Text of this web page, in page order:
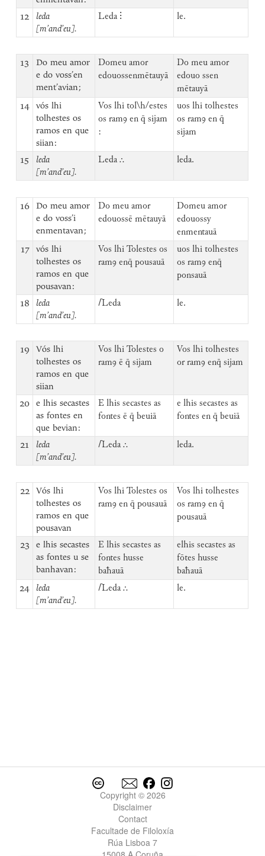
12
leda
[m’and’eu].
Leda ⁝ le.
13
Do meu amor
e do voss’en
ment’avian;
Domeu amor
edouossenmētauyā
Do meu amor
edouo ssen
mētauyā
14
vós lhi
tolhestes os
ramos en que
siian:
Vos lhi tol\h/estes
os ramꝯ en q̄ sijam
:
uos lhi tolhestes
os ramꝯ en q̄
sijam
15
leda
[m’and’eu].
Leda ⸫ leda.
16
Do meu amor
e do voss’i
enmentavan;
Do meu amor
edouossē mētauyā
Domeu amor
edouossy
enmentauā
17
vós lhi
tolhestes os
ramos en que
pousavan:
Vos lhi Tolestes os
ramꝯ enq̄ pousauā
uos lhi tolhestes
os ramꝯ enq̄
ponsauā
18
leda
[m’and’eu].
⌈Leda le.
19
Vós lhi
tolhestes os
ramos en que
siian
Vos lhi Tolestes o
ramꝯ ē q̄ sijam
Vos lhi tolhestes
or ramꝯ enq̄ sijam
20
e lhis secastes
as fontes en
que bevian:
E lhis secastes as
fontes ē q̄ beuiā
e lhis secastes as
fontes en q̄ beuiā
21
leda
[m’and’eu].
⌈Leda ⸫ leda.
22
Vós lhi
tolhestes os
ramos en que
pousavan
Vos lhi Tolestes os
ramꝯ en q̄ pousauā
Vos lhi tolhestes
os ramꝯ en q̄
pousauā
23
e lhis secastes
as fontes u se
banhavan:
E lhis secastes as
fontes husse
baħauā
elhis secastes as
fōtes husse
baħauā
24
leda
[m’and’eu].
⌈Leda ⸫ le.
Copyright © 2026
Disclaimer
Contact
Facultade de Filoloxía
Rúa Lisboa 7